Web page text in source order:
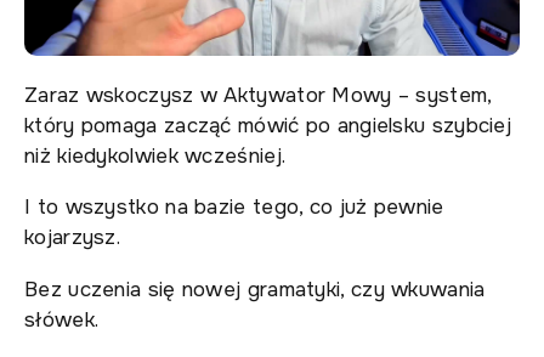
Zaraz wskoczysz w Aktywator Mowy – system,
który pomaga zacząć mówić po angielsku szybciej
niż kiedykolwiek wcześniej.
I to wszystko na bazie tego, co już pewnie
kojarzysz.
Bez uczenia się nowej gramatyki, czy wkuwania
słówek.